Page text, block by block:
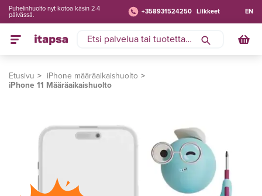
+358931524250 Liikkeet
Puhelinhuolto nyt kotoa käsin 2-4
päivässä.
EN
Etusivu
iPhone määräaikaishuolto
iPhone 11 Määräaikaishuolto